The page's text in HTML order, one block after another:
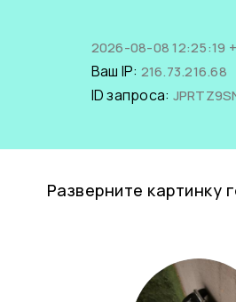
2026-08-08 12:25:19
Ваш IP: 216.73.216.68
ID запроса:
Разверните картинку